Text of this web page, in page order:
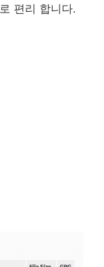
편리 합니다.